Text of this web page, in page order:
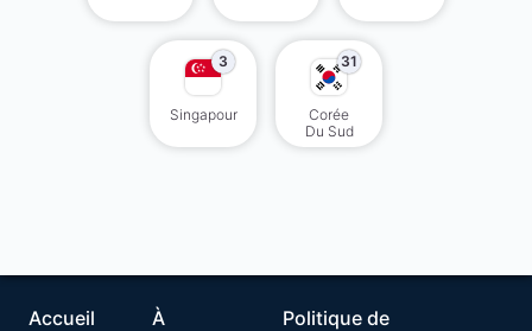
3
Singapour
31
Corée
Du Sud
Accueil À Politique de